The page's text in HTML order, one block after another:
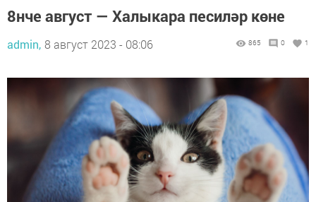
8нче август — Халыкара песиләр көне
admin, 8 август 2023 - 08:06 865 0 1